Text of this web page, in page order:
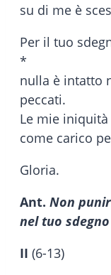
su di me è
Per il tuo
*
nulla è intatto
peccati.
Le mie
come carico
Gloria.
Ant. Non
nel tuo
II (6-13)